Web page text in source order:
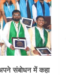
अपने संबोधन में कहा